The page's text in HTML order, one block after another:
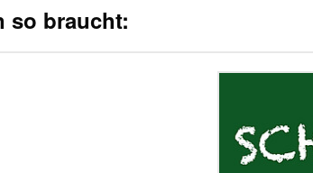
so braucht: